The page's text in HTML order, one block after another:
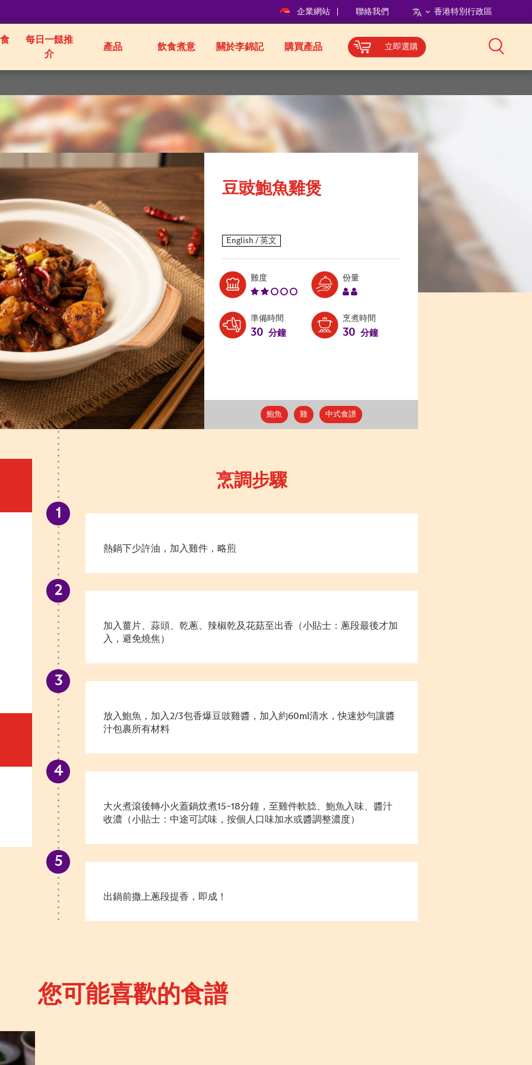
企業網站 聯絡我們 香港特別行政區
每日一餸推
介
產品 飲食煮意 關於李錦記 購買產品 立即選購
豆豉鮑魚雞煲
難度Level:
份量Serves:
準備時間
30 分鐘
烹煮時間
30 分鐘
鮑魚 雞 中式食譜
烹調步驟
熱鍋下少許油，加入雞件，略煎
加入薑片、蒜頭、乾蔥、辣椒乾及花菇至出香（小貼士：蔥段最後才加
入，避免燒焦）
放入鮑魚，加入2/3包香爆豆豉雞醬，加入約60ml清水，快速炒勻讓醬
汁包裹所有材料
大火煮滾後轉小火蓋鍋炆煮15–18分鐘，至雞件軟腍、鮑魚入味、醬汁
收濃（小貼士：中途可試味，按個人口味加水或醬調整濃度）
出鍋前撒上蔥段提香，即成！
您可能喜歡的食譜